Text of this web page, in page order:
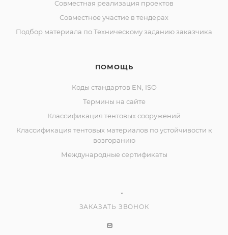
Совместная реализация проектов
Совместное участие в тендерах
Подбор материала по Техническому заданию заказчика
ПОМОЩЬ
Коды стандартов EN, ISO
Термины на сайте
Классификация тентовых сооружений
Классификация тентовых материалов по устойчивости к
возгоранию
Международные сертификаты
ЗАКАЗАТЬ ЗВОНОК